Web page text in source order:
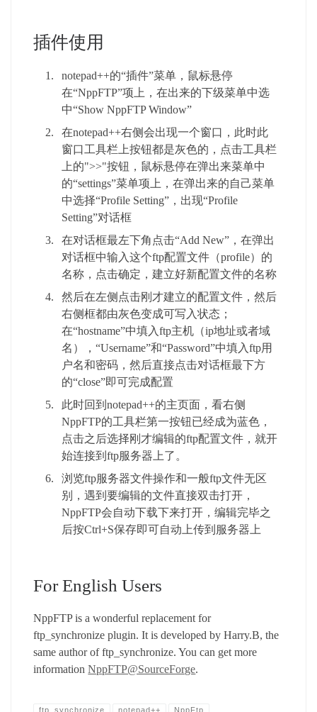
插件使用
notepad++的“插件”菜单，鼠标悬停
在“NppFTP”项上，在出来的下级菜单中选
中“Show NppFTP Window”
在notepad++右侧会出现一个窗口，此时此
窗口工具栏上按钮都是灰色的，点击工具栏
上的">>"按钮，鼠标悬停在弹出来菜单中
的“settings”菜单项上，在弹出来的自己菜单
中选择“Profile Setting”，出现“Profile
Setting”对话框
在对话框最左下角点击“Add New”，在弹出
对话框中输入这个ftp配置文件（profile）的
名称，点击确定，建立好新配置文件的名称
然后在左侧点击刚才建立的配置文件，然后
右侧框都由灰色变成可写入状态；
在“hostname”中填入ftp主机（ip地址或者域
名），“Username”和“Password”中填入ftp用
户名和密码，然后直接点击对话框最下方
的“close”即可完成配置
此时回到notepad++的主页面，看右侧
NppFTP的工具栏第一按钮已经成为蓝色，
点击之后选择刚才编辑的ftp配置文件，就开
始连接到ftp服务器上了。
浏览ftp服务器文件操作和一般ftp文件无区
别，遇到要编辑的文件直接双击打开，
NppFTP会自动下载下来打开，编辑完毕之
后按Ctrl+S保存即可自动上传到服务器上
For English Users
NppFTP is a wonderful replacement for
ftp_synchronize plugin. It is developed by Harry.B, the
same author of ftp_synchronize. You can get more
informationNppFTP@SourceForge.
ftp_synchronize notepad++ NppFtp